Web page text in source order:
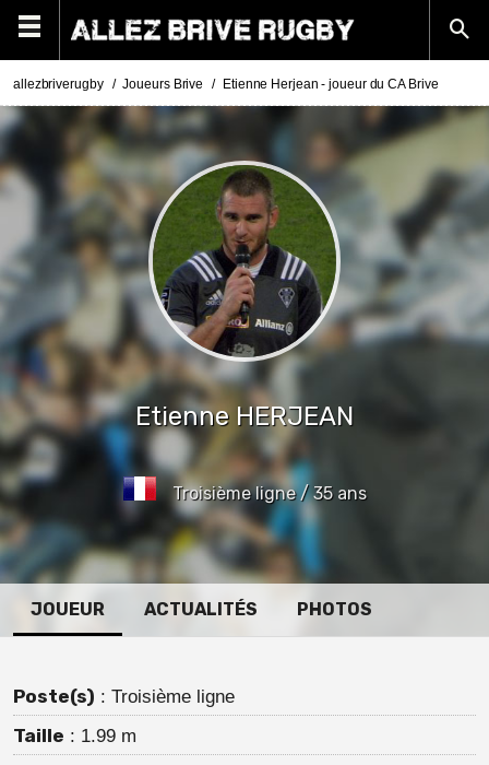
allezbriverugby Joueurs Brive Etienne Herjean - joueur du CA Brive
Etienne HERJEAN
Troisième ligne / 35 ans
JOUEUR ACTUALITÉS PHOTOS
Poste(s) : Troisième ligne
Taille : 1.99 m